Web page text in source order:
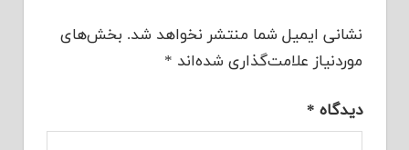
نشانی ایمیل شما منتشر نخواهد شد. بخش‌های
موردنیاز علامت‌گذاری شده‌اند *
دیدگاه *